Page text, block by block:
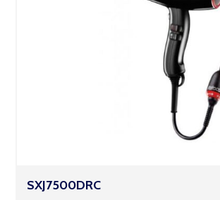
SXJ7500DRC